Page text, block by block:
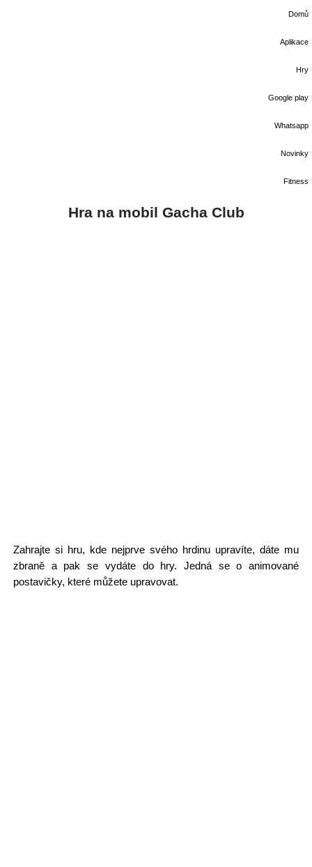
Domů
Aplikace
Hry
Google play
Whatsapp
Novinky
Fitness
Hra na mobil Gacha Club
Zahrajte si hru, kde nejprve svého hrdinu upravíte, dáte mu
zbraně a pak se vydáte do hry. Jedná se o animované
postavičky, které můžete upravovat.